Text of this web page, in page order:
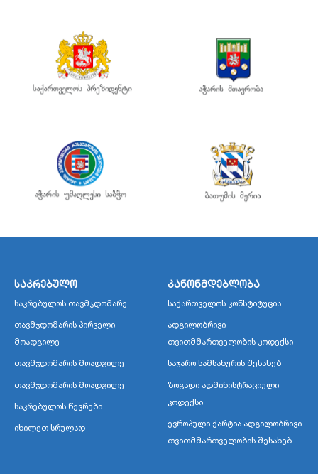
საკრებულო
საკრებულოს თავმჯდომარე
თავმჯდომარის პირველი
მოადგილე
თავმჯდომარის მოადგილე
თავმჯდომარის მოადგილე
საკრებულოს წევრები
იხილეთ სრულად
კანონმდებლობა
საქართველოს კონსტიტუცია
ადგილობრივი
თვითმმართველობის კოდექსი
საჯარო სამსახურის შესახებ
ზოგადი ადმინისტრაციული
კოდექსი
ევროპული ქარტია ადგილობრივი
თვითმმართველობის შესახებ